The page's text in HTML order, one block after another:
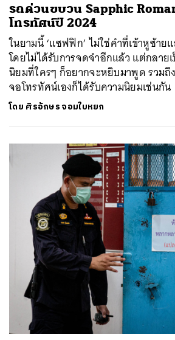
รถด่วนขบวน Sapphic
โทรทัศน์ปี 2024
ในยามนี้ ‘แซฟฟิก’ ไม่ใช่คำที่เข้าหูซ้าย
โดยไม่ได้รับการจดจำอีกแล้ว แต่กลาย
นิยมที่ใครๆ ก็อยากจะหยิบมาพูด รวม
จอโทรทัศน์เองก็ได้รับความนิยมเช่นกัน
โดย ศิรอักษร จอมใบหยก